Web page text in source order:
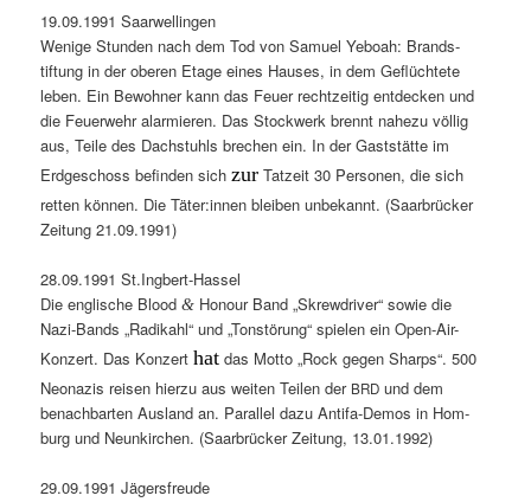
19.09.1991 Saar­wellin­gen
Wenige Stun­den nach dem Tod von Samuel Yeboah: Brand­s­
tiftung in der oberen Etage eines Haus­es, in dem Geflüchtete
leben. Ein Bewohn­er kann das Feuer rechtzeit­ig ent­deck­en und
die Feuer­wehr alarmieren. Das Stock­w­erk bren­nt nahezu völ­lig
aus, Teile des Dachstuhls brechen ein. In der Gast­stätte im
Erdgeschoss befind­en sichzur Tatzeit 30 Per­so­n­en, die sich
ret­ten kön­nen. Die Täter:innen bleiben unbekan­nt. (Saar­brück­er
Zeitung 21.09.1991)
28.09.1991 St.Ingbert-Hassel
Die englis­che Blood& Hon­our Band „Skrew­driv­er“ sowie die
Nazi-Bands „Radikahl“ und „Ton­störung“ spie­len ein Open-Air-
Konz­ert. Das Konz­erthat das Mot­to „Rock gegen Sharps“. 500
Neon­azis reisen hierzu aus weit­en Teilen der BRD und dem
benach­barten Aus­land an. Par­al­lel dazu Antifa-Demos in Hom­
burg und Neunkirchen. (Saar­brück­er Zeitung, 13.01.1992)
29.09.1991 Jägers­freude